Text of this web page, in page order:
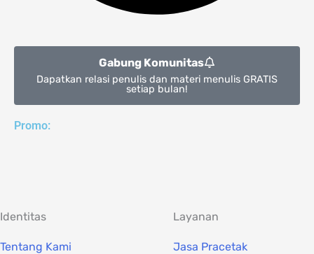
Gabung Komunitas
Dapatkan relasi penulis dan materi menulis GRATIS
setiap bulan!
Promo:
Identitas
Tentang Kami
Layanan
Jasa Pracetak